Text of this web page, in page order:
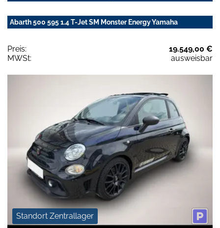
Abarth 500 595 1.4 T-Jet SM Monster Energy Yamaha
Preis:
19.549,00 €
MWSt:
ausweisbar
Standort Zentrallager